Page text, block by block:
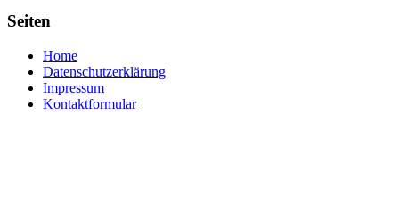
Seiten
Home
Datenschutzerklärung
Impressum
Kontaktformular